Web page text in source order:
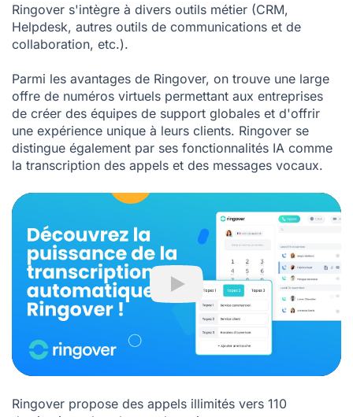
Ringover s'intègre à divers outils métier (CRM,
Helpdesk, autres outils de communications et de
collaboration, etc.).
Parmi les avantages de Ringover, on trouve une large
offre de numéros virtuels permettant aux entreprises
de créer des équipes de support globales et d'offrir
une expérience unique à leurs clients. Ringover se
distingue également par ses fonctionnalités IA comme
la transcription des appels et des messages vocaux.
Play
Ringover propose des appels illimités vers 110